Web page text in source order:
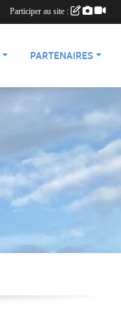
PARTENAIRES
Participer au site :